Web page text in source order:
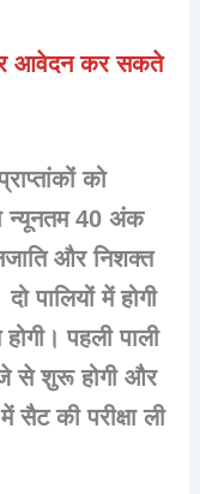
आवेदन कर सकते
को
न्यूनतम 40 अंक
और निशक्त
पालियों में होगी
होगी। पहली पाली
बजे से शुरू होगी और
की परीक्षा ली